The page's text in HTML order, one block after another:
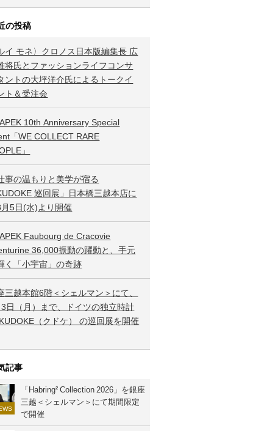
の投稿
イ モネ〉クロノス日本版編集長 広
将氏とファッションライフコンサ
ントの大坪洋介氏によるトークイ
ト＆受注会
10th Anniversary Special
「WE COLLECT RARE
」
事の温もりと美学が宿る
巡回展」日本橋三越本店に
月5日(水)より開催
Faubourg de Cracovie
36,000振動の躍動と、手元
く「小宇宙」の奇跡
三越本館6階＜シェルマン＞にて、
日（月）まで、ドイツの独立時計
（クドケ） の巡回展を開催
記事
「Habring² Collection 2026」を銀座
三越＜シェルマン＞にて期間限定
で開催